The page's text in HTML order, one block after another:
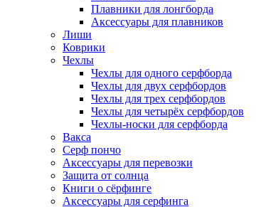
Плавники для лонгборда
Аксессуары для плавников
Лиши
Коврики
Чехлы
Чехлы для одного серфборда
Чехлы для двух серфбордов
Чехлы для трех серфбордов
Чехлы для четырёх серфбордов
Чехлы-носки для серфборда
Вакса
Серф пончо
Аксессуары для перевозки
Защита от солнца
Книги о сёрфинге
Аксессуары для серфинга